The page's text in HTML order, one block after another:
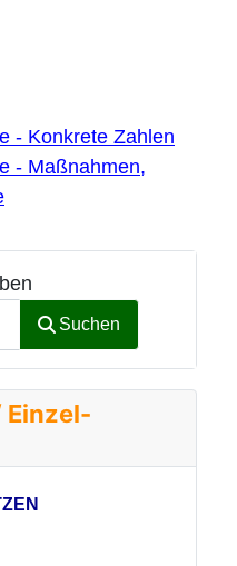
Suchen
- Konkrete Zahlen
- Maßnahmen,